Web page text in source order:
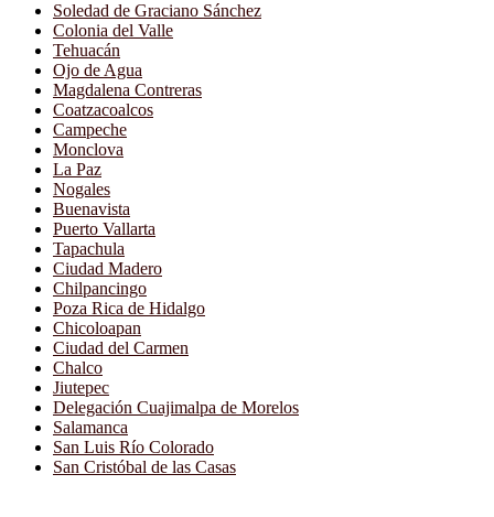
Soledad de Graciano Sánchez
Colonia del Valle
Tehuacán
Ojo de Agua
Magdalena Contreras
Coatzacoalcos
Campeche
Monclova
La Paz
Nogales
Buenavista
Puerto Vallarta
Tapachula
Ciudad Madero
Chilpancingo
Poza Rica de Hidalgo
Chicoloapan
Ciudad del Carmen
Chalco
Jiutepec
Delegación Cuajimalpa de Morelos
Salamanca
San Luis Río Colorado
San Cristóbal de las Casas